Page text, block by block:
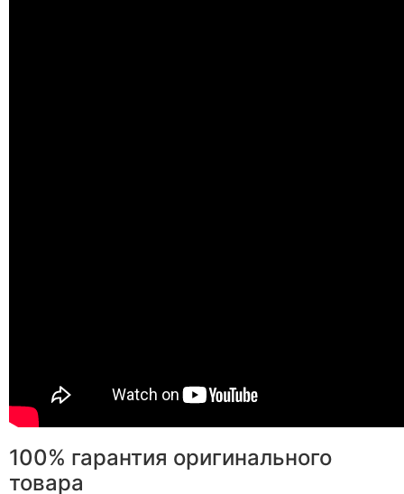
100% гарантия оригинального
товара